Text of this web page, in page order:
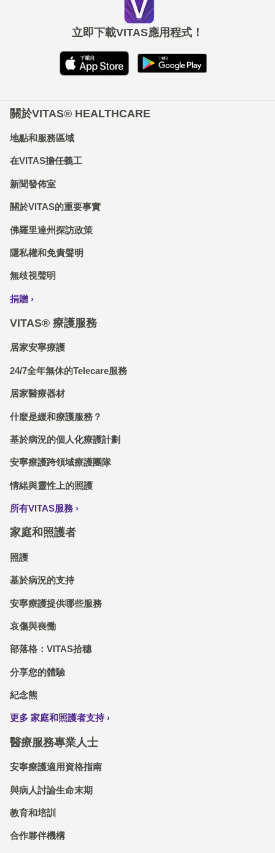
立即下載VITAS應用程式！
關於VITAS® HEALTHCARE
地點和服務區域
在VITAS擔任義工
新聞發佈室
關於VITAS的重要事實
佛羅里達州探訪政策
隱私權和免責聲明
無歧視聲明
捐贈
VITAS® 療護服務
居家安寧療護
24/7全年無休的Telecare服務
居家醫療器材
什麼是緩和療護服務？
基於病況的個人化療護計劃
安寧療護跨領域療護團隊
情緒與靈性上的照護
所有VITAS服務
家庭和照護者
照護
基於病況的支持
安寧療護提供哪些服務
哀傷與喪慟
部落格：VITAS拾穗
分享您的體驗
紀念熊
更多 家庭和照護者支持
醫療服務專業人士
安寧療護適用資格指南
與病人討論生命末期
教育和培訓
合作夥伴機構